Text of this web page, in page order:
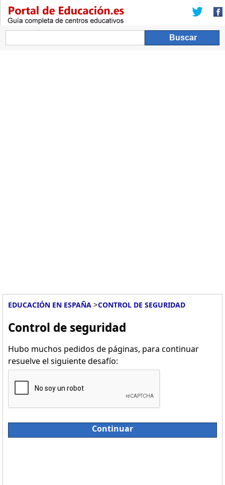
EDUCACIÓN EN ESPAÑA >CONTROL DE SEGURIDAD
Control de seguridad
Hubo muchos pedidos de páginas, para continuar
resuelve el siguiente desafío:
Continuar